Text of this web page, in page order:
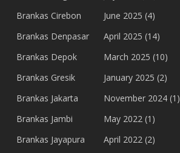
Brankas Cirebon
Brankas Denpasar
Brankas Depok
Brankas Gresik
Brankas Jakarta
Brankas Jambi
Brankas Jayapura
June 2025 (4)
April 2025 (14)
March 2025 (10)
January 2025 (2)
November 2024(1)
May 2022(1)
April 2022(2)